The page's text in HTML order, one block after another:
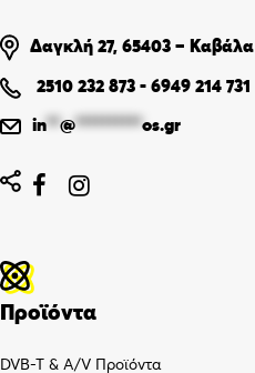
Δαγκλή 27, 65403 – Καβάλα
2510 232 873 - 6949 214 731
in**@**********os.gr
 
Προϊόντα
DVB-T & A/V Προϊόντα